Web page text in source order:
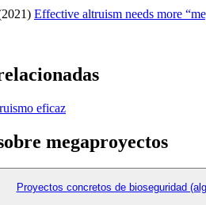
Effective altruism needs more
eficaz
megaproyectos
Proyectos concretos de bioseguridad